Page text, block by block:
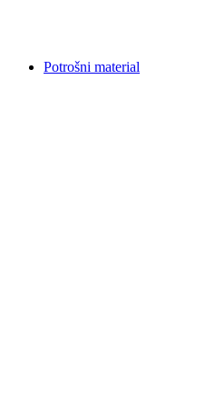
Potrošni material